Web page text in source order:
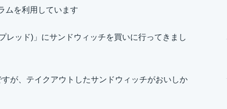
ムを利用しています
レッド)」にサンドウィッチを買いに行ってきまし
が、テイクアウトしたサンドウィッチがおいしか